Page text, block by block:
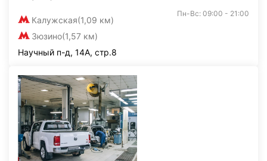
Калужская(1,09 км)
Зюзино(1,57 км)
Пн-Вс: 09:00 - 21:00
Научный п-д, 14А, стр.8